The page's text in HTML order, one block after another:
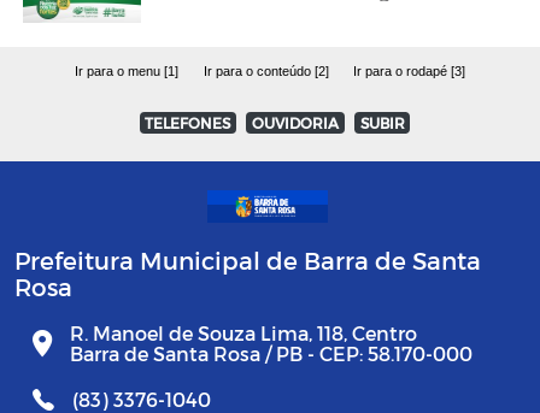
Ir para o menu [1] Ir para o conteúdo [2] Ir para o rodapé [3]
TELEFONES OUVIDORIA SUBIR
Prefeitura Municipal de Barra de Santa
Rosa
R. Manoel de Souza Lima, 118, Centro
Barra de Santa Rosa / PB - CEP: 58.170-000
(83) 3376-1040